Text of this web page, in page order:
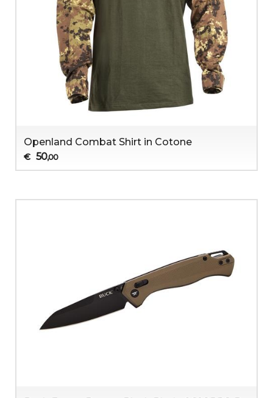
Openland Combat Shirt in Cotone
€ 50,00